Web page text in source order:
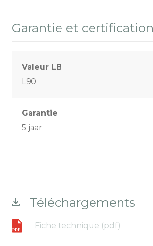
Garantie et certification
Valeur LB
L90
Garantie
5 jaar
Téléchargements
Fiche technique (pdf)